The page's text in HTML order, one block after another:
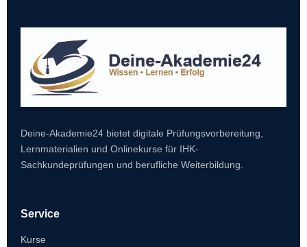
Deine-Akademie24 bietet digitale Prüfungsvorbereitung,
Lernmaterialien und Onlinekurse für IHK-
Sachkundeprüfungen und berufliche Weiterbildung.
Service
Kurse